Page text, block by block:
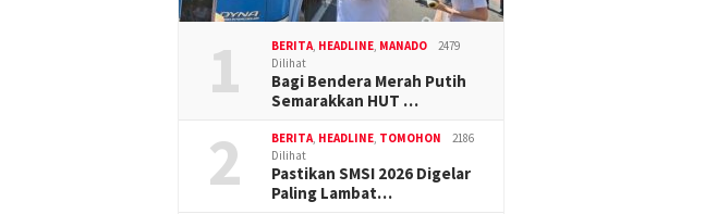
1 BERITA, HEADLINE, MANADO
2479
Dilihat
Bagi Bendera Merah Putih
Semarakkan HUT …
2 BERITA, HEADLINE, TOMOHON
2186
Dilihat
Pastikan SMSI 2026 Digelar
Paling Lambat…